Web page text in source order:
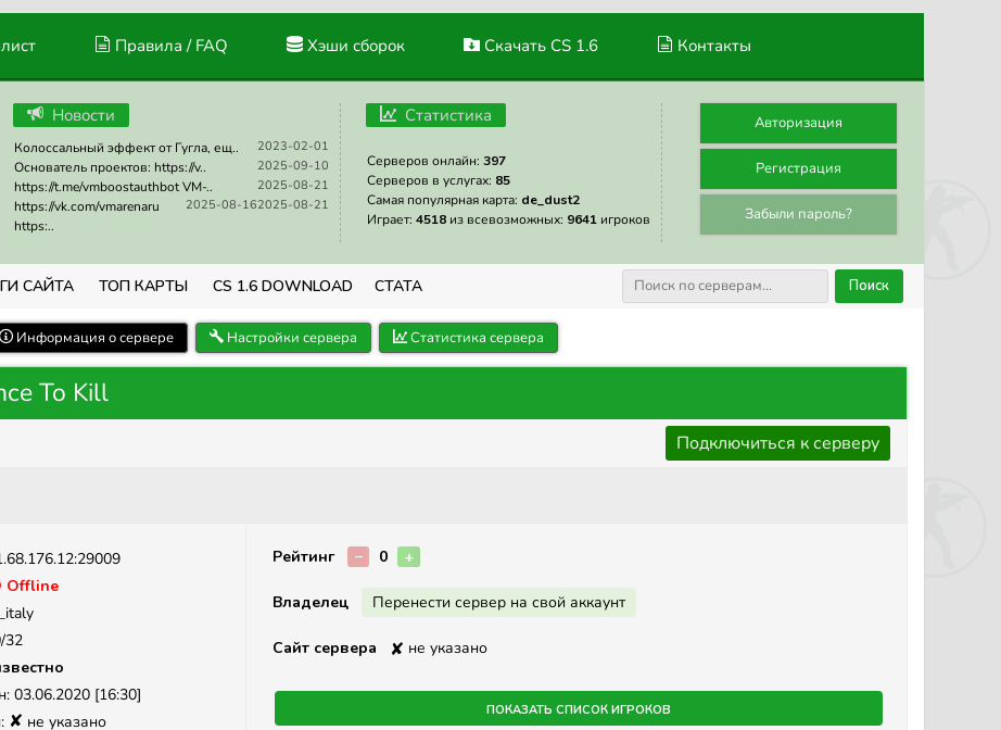
Правила / FAQ Хэши сборок Скачать CS 1.6 Контакты
Новости
2023-02-01
Колоссальный эффект от Гугла, ещ..
2025-09-10
Основатель проектов: https://v..
2025-08-21
https://t.me/vmboostauthbot VM-..
2025-08-21
2025-08-16
https://vk.com/vmarenaru
https:..
Статистика
Серверов онлайн: 397
Серверов в услугах: 85
Самая популярная карта: de_dust2
Играет: 4518 из всевозможных: 9641 игроков
Авторизация
Регистрация
Забыли пароль?
САЙТА ТОП КАРТЫ CS 1.6 DOWNLOAD СТАТА Поиск
Информация о сервере Настройки сервера Статистика сервера
To Kill
Подключиться к серверу
Offline
32
03.06.2020 [16:30]
✘ не указано
Рейтинг − 0 +
Владелец Перенести сервер на свой аккаунт
Сайт сервера ✘ не указано
Показать список игроков